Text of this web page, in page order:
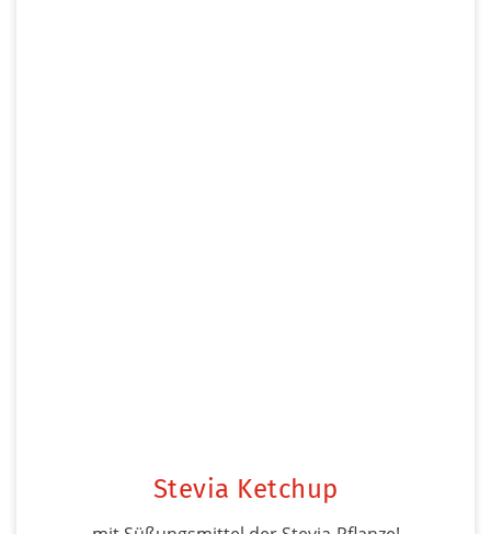
Stevia Ketchup